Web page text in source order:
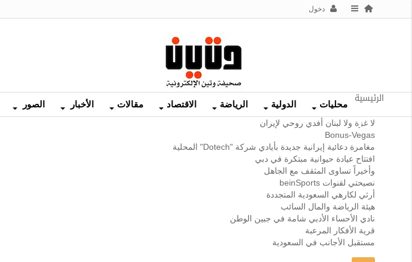
دخول
الرئيسية محليات الدولية الرياضة الاقتصاد مقالات الأخبار الصور
لا غزة ولا لبنان أفدي روحي ﻹيران
Bonus-Vegas
مغامرة دعائية إيرانية جديدة بأيادي شركة "Dotech" المحلية
افتتاح عيادة حيوانية مبتكرة في دبي
وأخيراً تساوى المثقف مع الجاهل
نصيحتي لقنوات beinSports
أرثي لكارهي السعودية المتجددة
هيئة الرياضة والمال السائب
نادي الأحساء الأدبي شامة في جبين الوطن
قرية الأفكار المرعبة
مستقبل الأجانب في السعودية